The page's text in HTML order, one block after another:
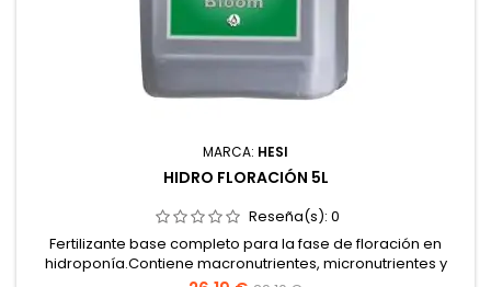
MARCA: HESI
HIDRO FLORACIÓN 5L
Reseña(s): 0
Fertilizante base completo para la fase de floración en
hidroponía.Contiene macronutrientes, micronutrientes y